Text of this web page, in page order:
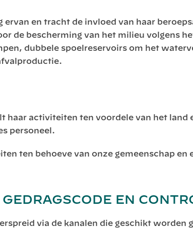
en tracht de invloed van haar
de bescherming van het milieu volgens
dubbele spoelreservoirs om het
haar activiteiten ten voordele van het land
personeel.
ten behoeve van onze gemeenschap en
EN
via de kanalen die geschikt worden